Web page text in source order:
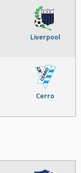
Liverpool
Cerro